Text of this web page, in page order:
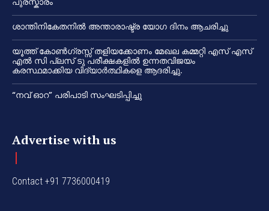
ശാന്തിനികേതനിൽ അന്താരാഷ്ട്ര യോഗ ദിനം ആചരിച്ചു
യൂത്ത് കോൺഗ്രസ്സ് തളിയക്കോണം മേഖല കമ്മറ്റി എസ് എസ്
എൽ സി പ്ലസ് ടു പരീക്ഷകളിൽ ഉന്നതവിജയം
കരസ്ഥമാക്കിയ വിദ്യാർത്ഥികളെ ആദരിച്ചു.
“നവ് ഓറ” പരിപാടി സംഘടിപ്പിച്ചു
Advertise with us
Contact +91 7736000419